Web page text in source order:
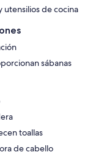
utensilios de cocina
sábanas
toallas
de cabello